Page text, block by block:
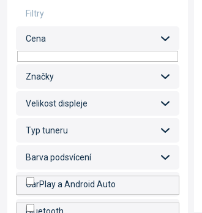
Cena
Značky
Velikost displeje
Typ tuneru
Barva podsvícení
CarPlay a Android Auto
Bluetooth